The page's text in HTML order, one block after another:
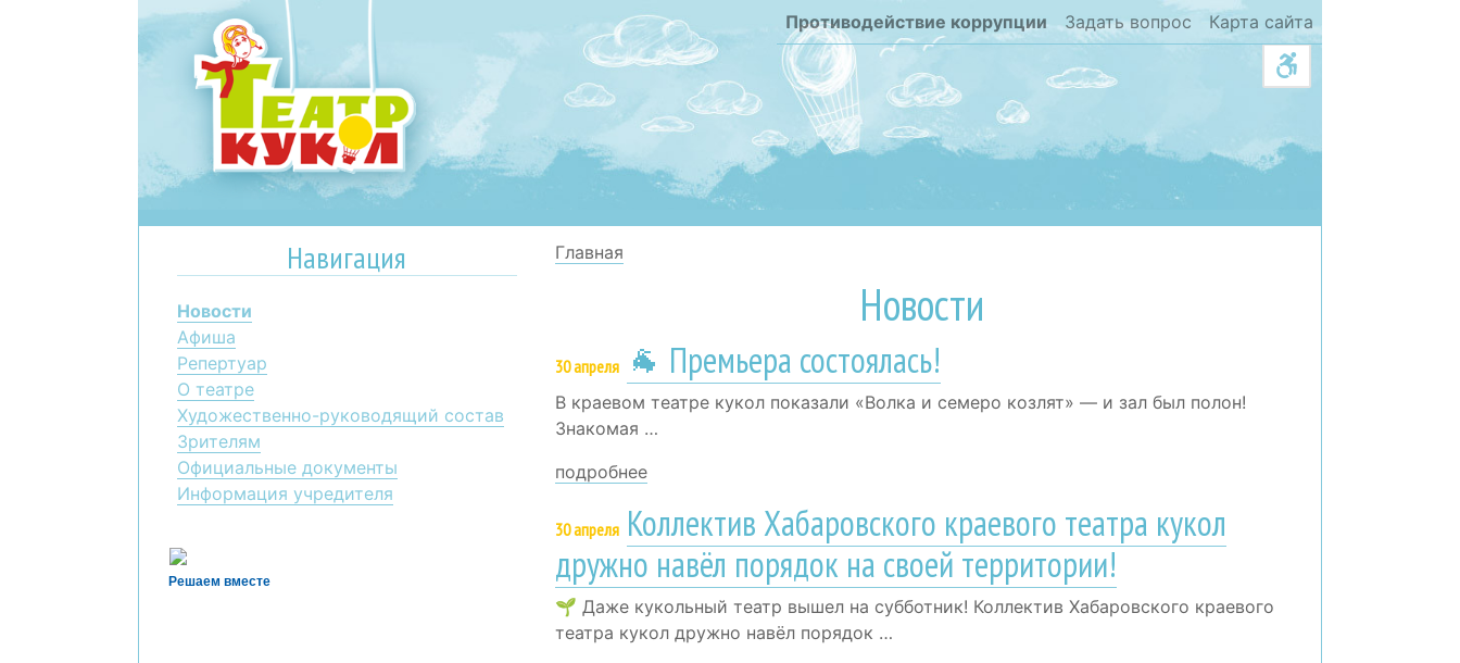
Противодействие коррупции Задать вопрос Карта сайта
Навигация
Новости
Афиша
Репертуар
О театре
Художественно-руководящий состав
Зрителям
Официальные документы
Информация учредителя
Решаем вместе
Главная
Новости
30 апреля 🐐 Премьера состоялась!
В краевом театре кукол показали «Волка и семеро козлят» — и зал был полон!
Знакомая …
подробнее
30 апреля Коллектив Хабаровского краевого театра кукол
дружно навёл порядок на своей территории!
🌱 Даже кукольный театр вышел на субботник! Коллектив Хабаровского краевого
театра кукол дружно навёл порядок …